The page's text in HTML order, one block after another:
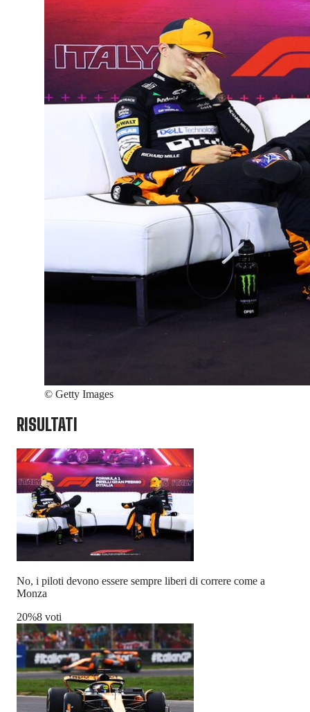
© Getty Images
RISULTATI
No, i piloti devono essere sempre liberi di correre come a
Monza
20%8 voti